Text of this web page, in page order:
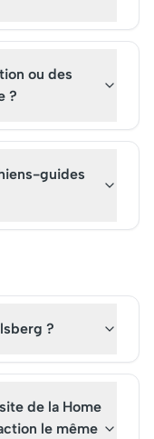
ou des
?
guides
?
de la Home
le même